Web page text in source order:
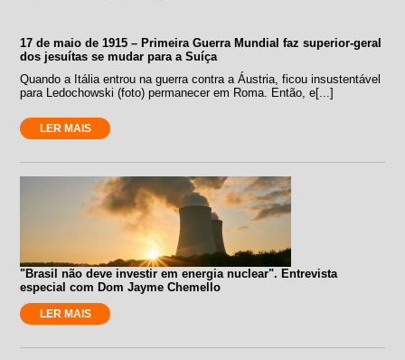
17 de maio de 1915 – Primeira Guerra Mundial faz superior-geral
dos jesuítas se mudar para a Suíça
Quando a Itália entrou na guerra contra a Áustria, ficou insustentável
para Ledochowski (foto) permanecer em Roma. Então, e[...]
LER MAIS
"Brasil não deve investir em energia nuclear". Entrevista
especial com Dom Jayme Chemello
LER MAIS